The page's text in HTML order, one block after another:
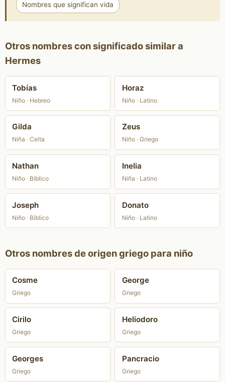
Nombres que significan vida
Otros nombres con significado similar a
Hermes
Tobías
Niño · Hebreo
Horaz
Niño · Latino
Gilda
Niña · Celta
Zeus
Niño · Griego
Nathan
Niño · Bíblico
Inelia
Niña · Latino
Joseph
Niño · Bíblico
Donato
Niño · Latino
Otros nombres de origen griego para niño
Cosme
Griego
George
Griego
Cirilo
Griego
Heliodoro
Griego
Georges
Griego
Pancracio
Griego